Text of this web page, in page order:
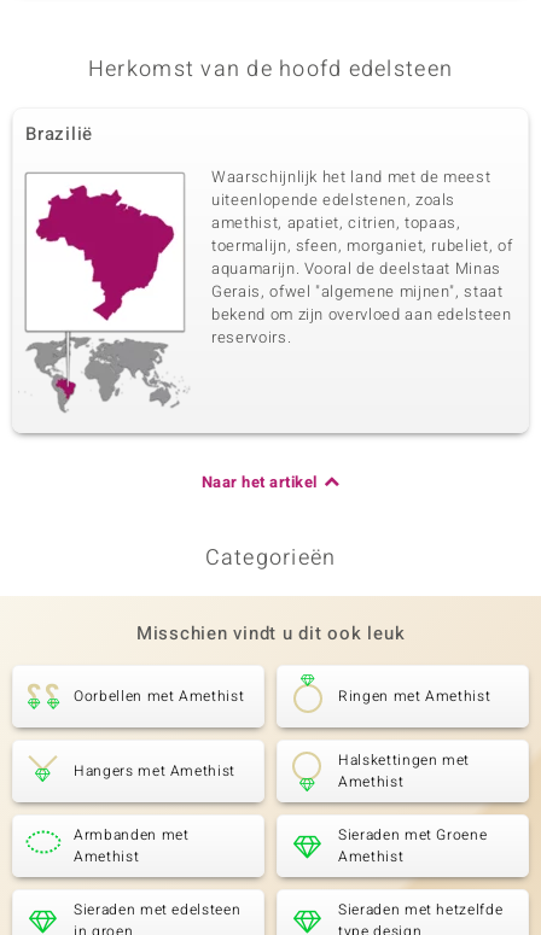
Herkomst van de hoofd edelsteen
Brazilië
Waarschijnlijk het land met de meest
uiteenlopende edelstenen, zoals
amethist, apatiet, citrien, topaas,
toermalijn, sfeen, morganiet, rubeliet, of
aquamarijn. Vooral de deelstaat Minas
Gerais, ofwel "algemene mijnen", staat
bekend om zijn overvloed aan edelsteen
reservoirs.
Naar het artikel
Categorieën
Misschien vindt u dit ook leuk
Oorbellen met Amethist Ringen met Amethist
Hangers met Amethist
Halskettingen met
Amethist
Armbanden met
Amethist
Sieraden met Groene
Amethist
Sieraden met edelsteen
Sieraden met hetzelfde